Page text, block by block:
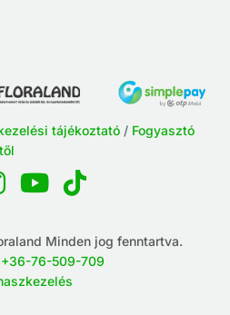
tájékoztató / Fogyasztó
Minden jog fenntartva.
+36-76-509-709